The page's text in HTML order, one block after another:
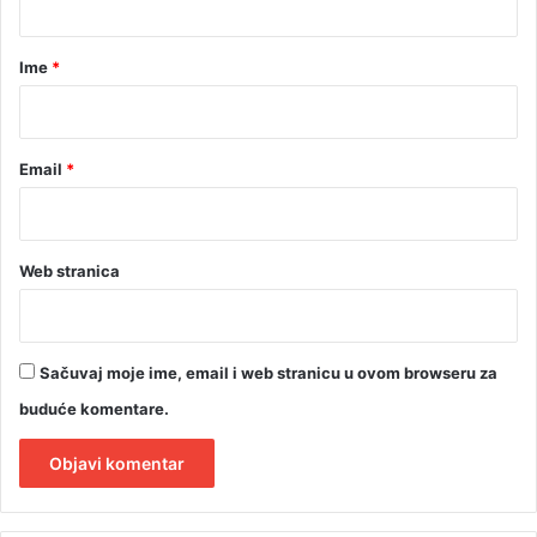
rIme *
Email *
Web stranica
Sačuvaj moje ime, email i web stranicu u ovom browseru za
buduće komentare.